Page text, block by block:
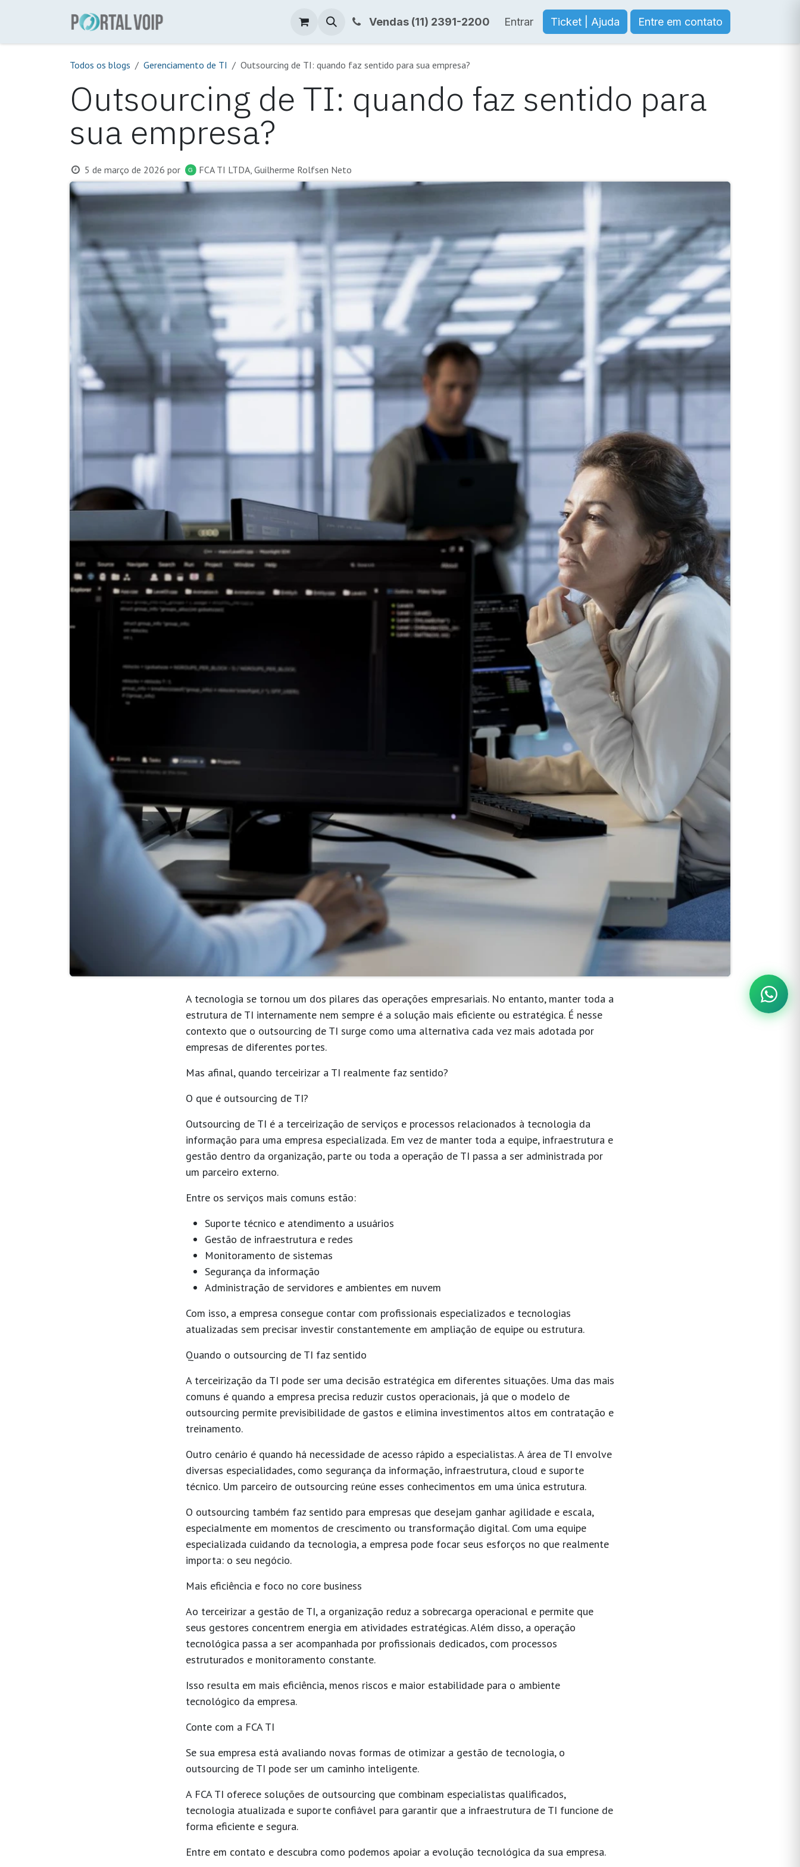
Blog Loja Vendas (11) 2391-2200 Entrar Ticket | Ajuda Entre em contato
Todos os blogs Gerenciamento de TI Outsourcing de TI: quando faz sentido para sua empresa?
Outsourcing de TI: quando faz sentido para
sua empresa?
5 de março de 2026 por FCA TI LTDA, Guilherme Rolfsen Neto
A tecnologia se tornou um dos pilares das operações empresariais. No entanto, manter toda a
estrutura de TI internamente nem sempre é a solução mais eficiente ou estratégica. É nesse
contexto que o outsourcing de TI surge como uma alternativa cada vez mais adotada por
empresas de diferentes portes.
Mas afinal, quando terceirizar a TI realmente faz sentido?
O que é outsourcing de TI?
Outsourcing de TI é a terceirização de serviços e processos relacionados à tecnologia da
informação para uma empresa especializada. Em vez de manter toda a equipe, infraestrutura e
gestão dentro da organização, parte ou toda a operação de TI passa a ser administrada por
um parceiro externo.
Entre os serviços mais comuns estão:
Suporte técnico e atendimento a usuários
Gestão de infraestrutura e redes
Monitoramento de sistemas
Segurança da informação
Administração de servidores e ambientes em nuvem
Com isso, a empresa consegue contar com profissionais especializados e tecnologias
atualizadas sem precisar investir constantemente em ampliação de equipe ou estrutura.
Quando o outsourcing de TI faz sentido
A terceirização da TI pode ser uma decisão estratégica em diferentes situações. Uma das mais
comuns é quando a empresa precisa reduzir custos operacionais, já que o modelo de
outsourcing permite previsibilidade de gastos e elimina investimentos altos em contratação e
treinamento.
Outro cenário é quando há necessidade de acesso rápido a especialistas. A área de TI envolve
diversas especialidades, como segurança da informação, infraestrutura, cloud e suporte
técnico. Um parceiro de outsourcing reúne esses conhecimentos em uma única estrutura.
O outsourcing também faz sentido para empresas que desejam ganhar agilidade e escala,
especialmente em momentos de crescimento ou transformação digital. Com uma equipe
especializada cuidando da tecnologia, a empresa pode focar seus esforços no que realmente
importa: o seu negócio.
Mais eficiência e foco no core business
Ao terceirizar a gestão de TI, a organização reduz a sobrecarga operacional e permite que
seus gestores concentrem energia em atividades estratégicas. Além disso, a operação
tecnológica passa a ser acompanhada por profissionais dedicados, com processos
estruturados e monitoramento constante.
Isso resulta em mais eficiência, menos riscos e maior estabilidade para o ambiente
tecnológico da empresa.
Conte com a FCA TI
Se sua empresa está avaliando novas formas de otimizar a gestão de tecnologia, o
outsourcing de TI pode ser um caminho inteligente.
A FCA TI oferece soluções de outsourcing que combinam especialistas qualificados,
tecnologia atualizada e suporte confiável para garantir que a infraestrutura de TI funcione de
forma eficiente e segura.
Entre em contato e descubra como podemos apoiar a evolução tecnológica da sua empresa.